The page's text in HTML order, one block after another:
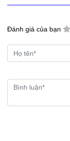
Đánh giá của bạn